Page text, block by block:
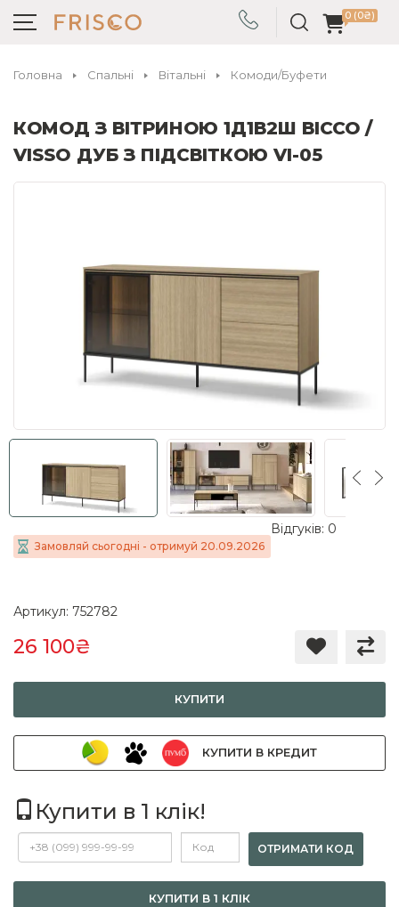
0 (0₴)
Головна Спальні Вітальні Комоди/Буфети
КОМОД З ВІТРИНОЮ 1Д1В2Ш ВІССО /
VISSO ДУБ З ПІДСВІТКОЮ VI-05
Замовляй сьогодні - отримуй 20.09.2026
Відгуків: 0
Артикул: 752782
26 100₴
КУПИТИ
КУПИТИ В КРЕДИТ
Купити в 1 клік!
ОТРИМАТИ КОД
КУПИТИ В 1 КЛІК